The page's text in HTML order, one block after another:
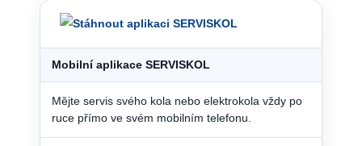
Mobilní aplikace SERVISKOL
Mějte servis svého kola nebo elektrokola vždy po
ruce přímo ve svém mobilním telefonu.